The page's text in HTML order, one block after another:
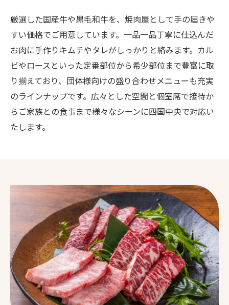
厳選した国産牛や黒毛和牛を、焼肉屋として手の届きや
すい価格でご用意しています。一品一品丁寧に仕込んだ
お肉に手作りキムチやタレがしっかりと絡みます。カル
ビやロースといった定番部位から希少部位まで豊富に取
り揃えており、団体様向けの盛り合わせメニューも充実
のラインナップです。広々とした空間と個室席で接待か
らご家族との食事まで様々なシーンに四国中央で対応い
たします。